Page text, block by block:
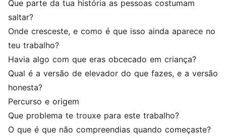
Que parte da tua história as pessoas costumam
saltar?
Onde cresceste, e como é que isso ainda aparece no
teu trabalho?
Havia algo com que eras obcecado em criança?
Qual é a versão de elevador do que fazes, e a versão
honesta?
Percurso e origem
Que problema te trouxe para este trabalho?
O que é que não compreendias quando começaste?